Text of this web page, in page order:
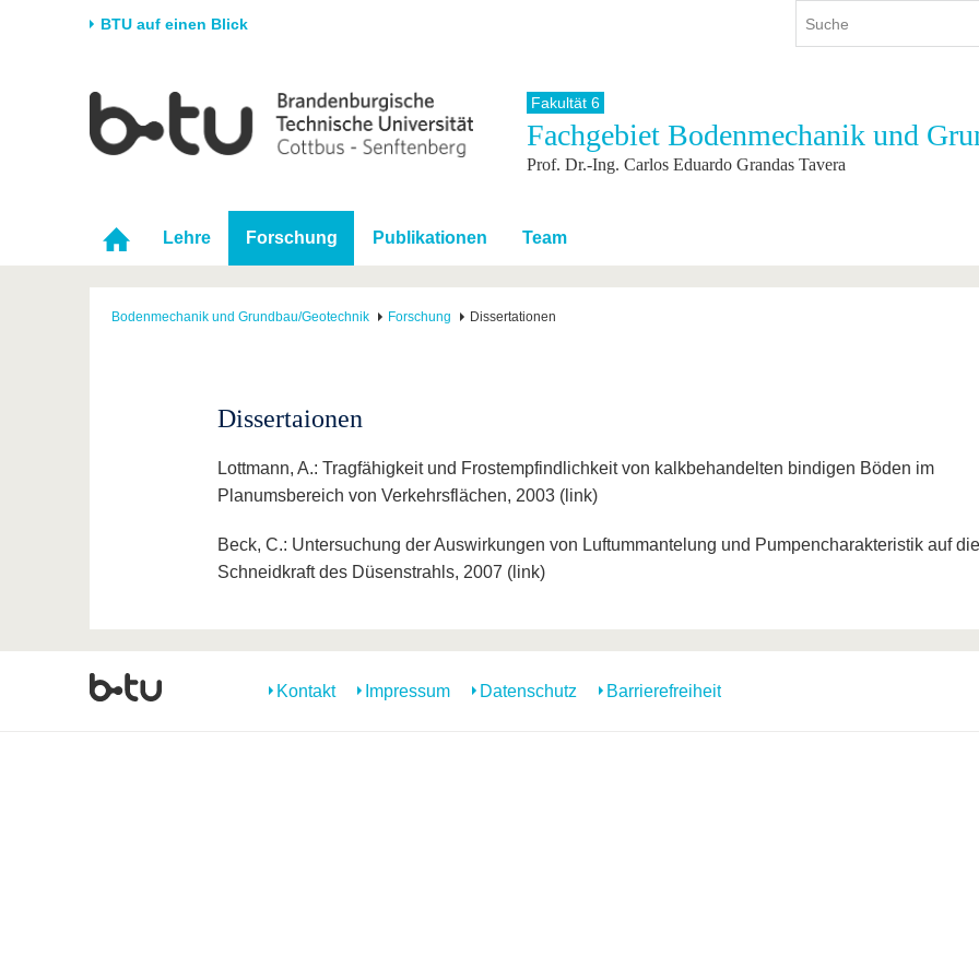
BTU auf einen Blick
Universität
Karriere & Engagement
Partnerschaften &
Strukturwandel
Forschung
Förderung
Wissenschaftlicher
Nachwuchs
Studium
Studienangebot
Im Studium
Nach dem Studium
International
Internationales Profil
Für internationale
Studierende
Weiterbildung
Weiterbildungsangebote
Fakultät 6
Fachgebiet Bodenmechanik und
Prof. Dr.-Ing. Carlos Eduardo Grandas Tavera
Lehre Forschung Publikationen Team
Bodenmechanik und Grundbau/Geotechnik Forschung Dissertationen
Dissertaionen
Lottmann, A.: Tragfähigkeit und Frostempfindlichkeit von kalkbehandelten bindigen Böden im
Planumsbereich von Verkehrsflächen, 2003 (link)
Beck, C.: Untersuchung der Auswirkungen von Luftummantelung und Pumpencharakteristik auf die
Schneidkraft des Düsenstrahls, 2007 (link)
Kontakt Impressum Datenschutz Barrierefreiheit